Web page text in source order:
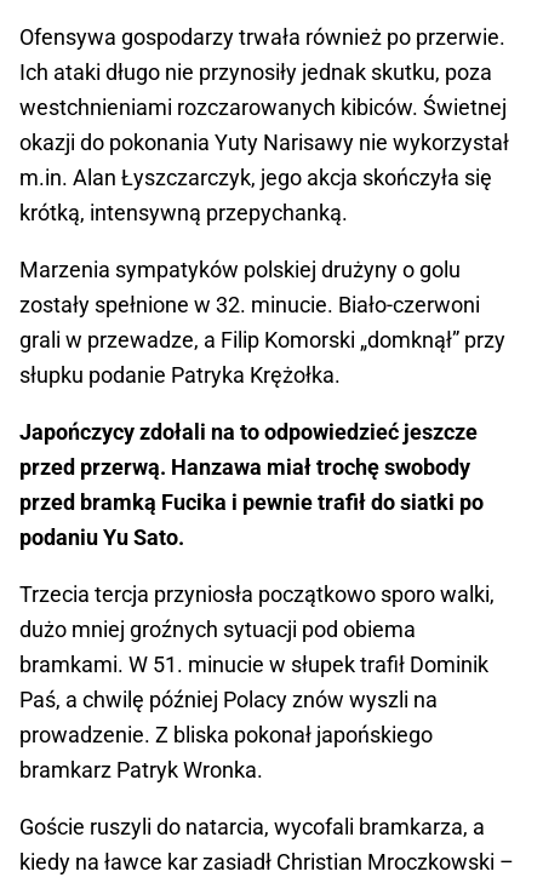
Ofensywa gospodarzy trwała również po przerwie.
Ich ataki długo nie przynosiły jednak skutku, poza
westchnieniami rozczarowanych kibiców. Świetnej
okazji do pokonania Yuty Narisawy nie wykorzystał
m.in. Alan Łyszczarczyk, jego akcja skończyła się
krótką, intensywną przepychanką.
Marzenia sympatyków polskiej drużyny o golu
zostały spełnione w 32. minucie. Biało-czerwoni
grali w przewadze, a Filip Komorski „domknął” przy
słupku podanie Patryka Krężołka.
Japończycy zdołali na to odpowiedzieć jeszcze
przed przerwą. Hanzawa miał trochę swobody
przed bramką Fucika i pewnie trafił do siatki po
podaniu Yu Sato.
Trzecia tercja przyniosła początkowo sporo walki,
dużo mniej groźnych sytuacji pod obiema
bramkami. W 51. minucie w słupek trafił Dominik
Paś, a chwilę później Polacy znów wyszli na
prowadzenie. Z bliska pokonał japońskiego
bramkarz Patryk Wronka.
Goście ruszyli do natarcia, wycofali bramkarza, a
kiedy na ławce kar zasiadł Christian Mroczkowski –